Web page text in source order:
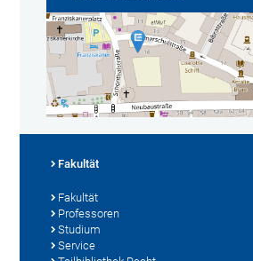
Fakultät
Fakultät
Professoren
Studium
Service